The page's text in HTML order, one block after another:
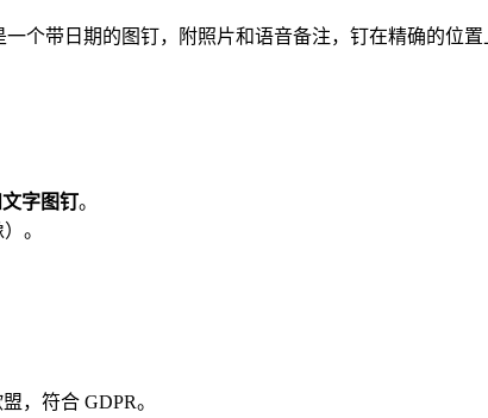
个带日期的图钉，附照片和语音备注，钉在精确的位
字图钉。
。
，符合 GDPR。